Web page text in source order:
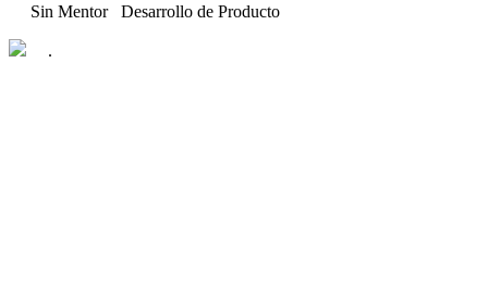
Sin Mentor Desarrollo de Producto
.